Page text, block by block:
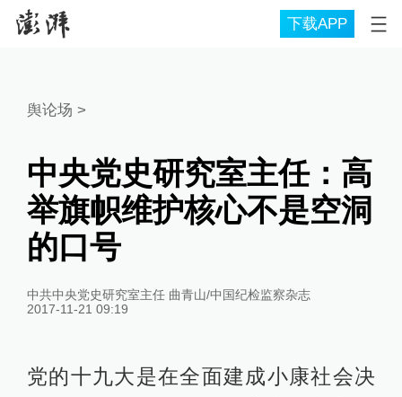
下载APP
舆论场 >
中央党史研究室主任：高
举旗帜维护核心不是空洞
的口号
中共中央党史研究室主任 曲青山/中国纪检监察杂志
2017-11-21 09:19
党的十九大是在全面建成小康社会决